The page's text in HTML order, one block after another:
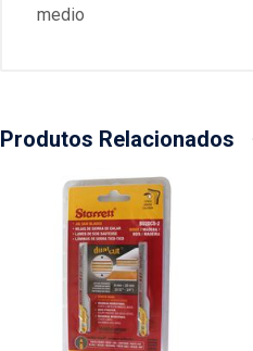
medio
Produtos Relacionados